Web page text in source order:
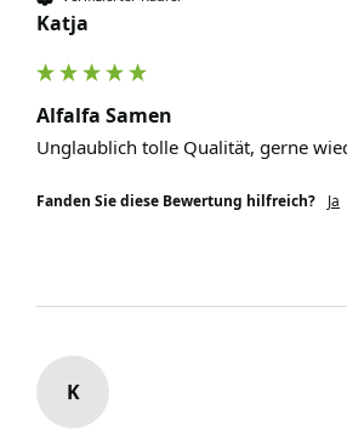
Katja
Alfalfa Samen
Unglaublich tolle Qualität, gerne
Fanden Sie diese Bewertung hilfreich? Ja
K